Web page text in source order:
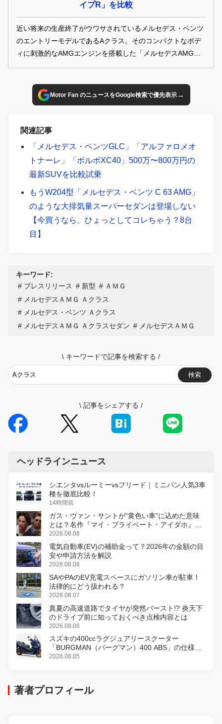
イプR」を比較
近い将来の生産終了がウワサされているメルセデス・ベンツ
のエントリーモデルであるAクラス。そのコンパクトなボデ
ィに刺激的なAMGエンジンを搭載した「メルセデスAMG
A45 S」は、「ホンダ・シビック・タイプR」同様に、ホッ
車が目指す方向性や世界観は大きく異なっている。そんな両
極端のスポーツコンパクト2台を比較検討した。
Motor Fan のニュースをGoogle検索で優先表示→
関連記事
「メルセデス・ベンツGLC」「アルファロメオ
トナーレ」「ボルボXC40」500万〜800万円の
最新SUVを比較試乗
もうW204型「メルセデス・ベンツ C 63 AMG」
のような大排気量スーパーセダンは登場しない
【今買うなら、ひょっとしてコレちゃう？8台
目】
キーワード:
プレスリリース
新型
ＡＭＧ
メルセデスＡＭＧ Ａクラス
メルセデス・ベンツ Ａクラス
メルセデスＡＭＧ Ａクラスセダン
メルセデスＡＭＧ
\ キーワードで記事を検索する /
検索
\ 記事をシェアする /
ヘッドラインニュース
シエンタvsルーミーvsフリード｜ミニバン人気3車
種を徹底比較！
14時間前
ガス・ヴァン・サントが“黄色い車”に込めた意味
とは？名作『マイ・プライベート・アイダホ』が
初のデジタルリマスター版で復活
2026.08.08
電気自動車(EV)の補助金って？2026年の金額の目
安や申請方法を解説
2026.08.08
SAやPAのEV充電スペースにガソリン車が駐車！
法律的にどう扱われる？
2026.08.07
真夏の高速道路でタイヤが突然バースト!? 炎天下
のドライブ前に知っておくべき点検内容とは
2026.08.06
スズキの400ccラグジュアリースクーター
「BURGMAN（バーグマン）400 ABS」の仕様を
変更し、8月18日に発売
2026.08.05
著者プロフィール